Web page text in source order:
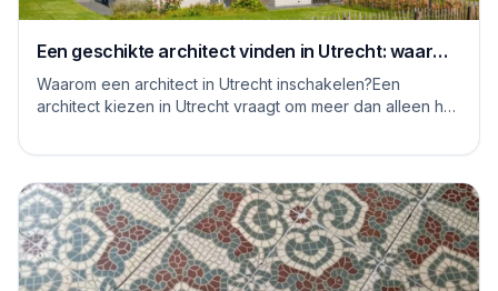
Een geschikte architect vinden in Utrecht: waar
moet je op letten
Waarom een architect in Utrecht inschakelen?Een
architect kiezen in Utrecht vraagt om meer dan alleen het